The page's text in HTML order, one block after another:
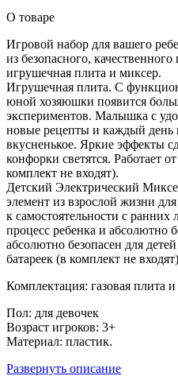
О товаре
Игровой набор для вашего
из безопасного,
игрушечная плита и миксер.
Игрушечная плита. С
юной хозяюшки появится
экспериментов. Малышка с
новые рецепты и каждый день
вкусненькое. Яркие эффекты
конфорки светятся. Работает
комплект не входят).
Детский Электрический
элемент из взрослой жизни
к самостоятельности с
процесс ребенка и абсолютно
абсолютно безопасен для
батареек (в комплект не
Комплектация: газовая плита
Пол: для девочек
Возраст игроков: 3+
Материал: пластик.
Развернуть описание